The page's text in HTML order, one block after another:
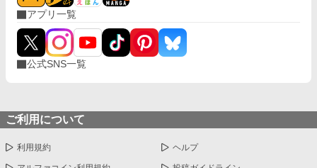
アプリ一覧
公式SNS一覧
ご利用について
利用規約 ヘルプ